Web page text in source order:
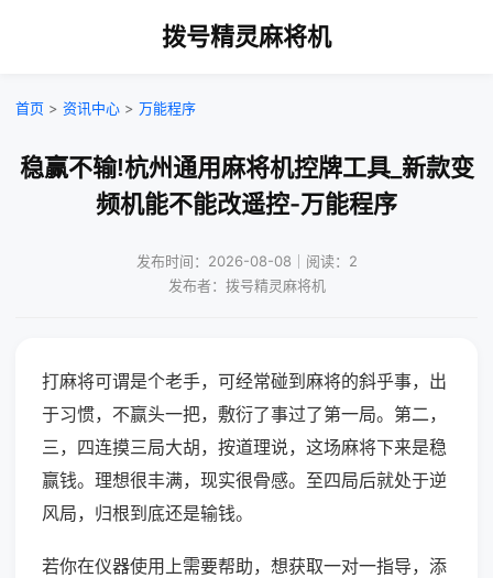
拨号精灵麻将机
首页 > 资讯中心 > 万能程序
稳赢不输!杭州通用麻将机控牌工具_新款变
频机能不能改遥控-万能程序
发布时间：2026-08-08｜阅读：2
发布者：拨号精灵麻将机
打麻将可谓是个老手，可经常碰到麻将的斜乎事，出
于习惯，不赢头一把，敷衍了事过了第一局。第二，
三，四连摸三局大胡，按道理说，这场麻将下来是稳
赢钱。理想很丰满，现实很骨感。至四局后就处于逆
风局，归根到底还是输钱。
若你在仪器使用上需要帮助，想获取一对一指导，添